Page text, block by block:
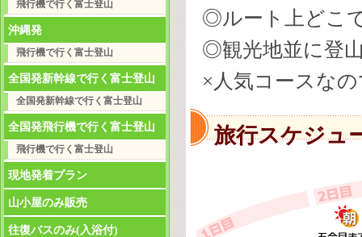
飛行機で行く富士登山
沖縄発
飛行機で行く富士登山
全国発新幹線で行く富士登山
全国発新幹線で行く富士登山
全国発飛行機で行く富士登山
飛行機で行く富士登山
現地発着プラン
山小屋のみ販売
往復バスのみ(入浴付)
◎ルート上どこ
◎観光地並に登
×人気コースな
旅行スケジュ